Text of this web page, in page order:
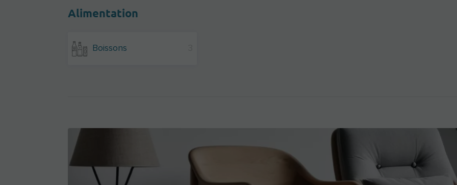
Alimentation
Boissons